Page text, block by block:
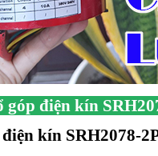
góp điện kín
kín SRH2078-